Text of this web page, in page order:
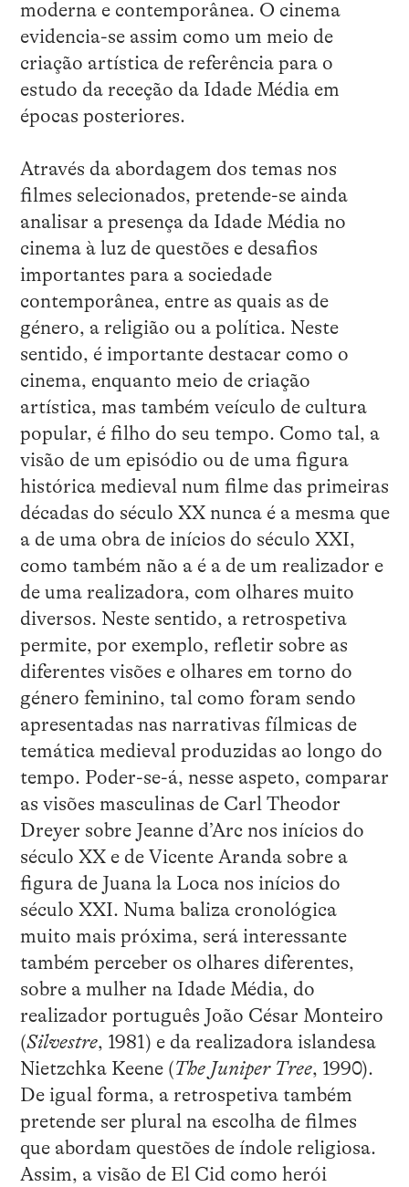
moderna e contemporânea. O cinema
evidencia-se assim como um meio de
criação artística de referência para o
estudo da receção da Idade Média em
épocas posteriores.
Através da abordagem dos temas nos
filmes selecionados, pretende-se ainda
analisar a presença da Idade Média no
cinema à luz de questões e desafios
importantes para a sociedade
contemporânea, entre as quais as de
género, a religião ou a política. Neste
sentido, é importante destacar como o
cinema, enquanto meio de criação
artística, mas também veículo de cultura
popular, é filho do seu tempo. Como tal, a
visão de um episódio ou de uma figura
histórica medieval num filme das primeiras
décadas do século XX nunca é a mesma que
a de uma obra de inícios do século XXI,
como também não a é a de um realizador e
de uma realizadora, com olhares muito
diversos. Neste sentido, a retrospetiva
permite, por exemplo, refletir sobre as
diferentes visões e olhares em torno do
género feminino, tal como foram sendo
apresentadas nas narrativas fílmicas de
temática medieval produzidas ao longo do
tempo. Poder-se-á, nesse aspeto, comparar
as visões masculinas de Carl Theodor
Dreyer sobre Jeanne d’Arc nos inícios do
século XX e de Vicente Aranda sobre a
figura de Juana la Loca nos inícios do
século XXI. Numa baliza cronológica
muito mais próxima, será interessante
também perceber os olhares diferentes,
sobre a mulher na Idade Média, do
realizador português João César Monteiro
(Silvestre, 1981) e da realizadora islandesa
Nietzchka Keene (The Juniper Tree, 1990).
De igual forma, a retrospetiva também
pretende ser plural na escolha de filmes
que abordam questões de índole religiosa.
Assim, a visão de El Cid como herói